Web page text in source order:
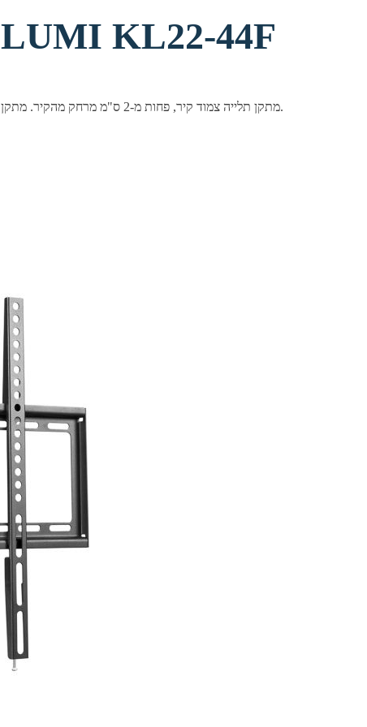
מתקן תליה צמוד לקיר LUMI KL22-44F
מתקן תלייה צמוד קיר, פחות מ-2 ס"מ מרחק מהקיר. מתקן איכותי עשוי פלדה בצבע שחור. מתאים למסכים בגודל 32-55 אינץ.